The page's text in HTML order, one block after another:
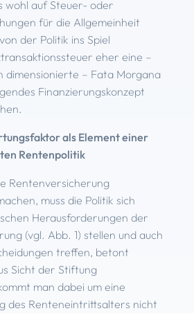
wohl auf Steuer- oder
für die Allgemeinheit
der Politik ins Spiel
eher eine –
dimensionierte – Fata Morgana
Finanzierungskonzept
als Element einer
Rentenpolitik
Rentenversicherung
muss die Politik sich
Herausforderungen der
(vgl. Abb. 1) stellen und auch
treffen, betont
Sicht der Stiftung
man dabei um eine
des Renteneintrittsalters nicht